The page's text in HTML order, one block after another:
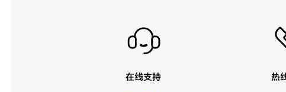
系统更新
视频
在线支持 热